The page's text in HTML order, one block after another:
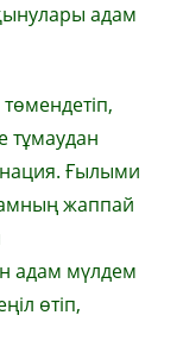
адам
төмендетіп,
тұмаудан
Ғылыми
жаппай
адам мүлдем
өтіп,